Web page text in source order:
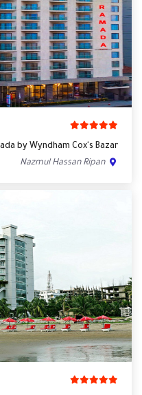
by Wyndham Cox's Bazar
Nazmul Hassan Ripan